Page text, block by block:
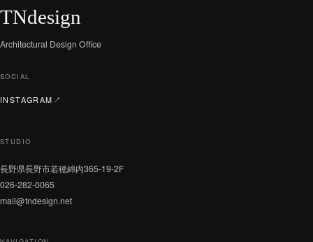
TNdesign
Architectural Design Office
SOCIAL
INSTAGRAM ↗
（新しいタブで開く）
STUDIO
長野県長野市若穂綿内365-19-2F
026-282-0065
mail@tndesign.net